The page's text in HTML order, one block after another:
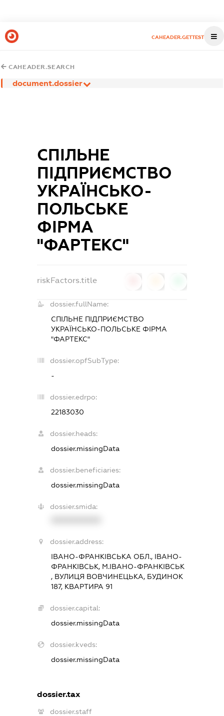
CAHEADER.GETTEST
CAHEADER.SEARCH
document.dossier
СПІЛЬНЕ
ПІДПРИЄМСТВО
УКРАЇНСЬКО-
ПОЛЬСЬКЕ
ФІРМА
"ФАРТЕКС"
riskFactors.title
dossier.fullName:
СПІЛЬНЕ ПІДПРИЄМСТВО
УКРАЇНСЬКО-ПОЛЬСЬКЕ ФІРМА
"ФАРТЕКС"
dossier.opfSubType:
-
dossier.edrpo:
22183030
dossier.heads:
dossier.missingData
dossier.beneficiaries:
dossier.missingData
dossier.smida:
dossier.address:
ІВАНО-ФРАНКІВСЬКА ОБЛ., ІВАНО-
ФРАНКІВСЬК, М.ІВАНО-ФРАНКІВСЬК
, ВУЛИЦЯ ВОВЧИНЕЦЬКА, БУДИНОК
187, КВАРТИРА 91
dossier.capital:
dossier.missingData
dossier.kveds:
dossier.missingData
dossier.tax
dossier.staff